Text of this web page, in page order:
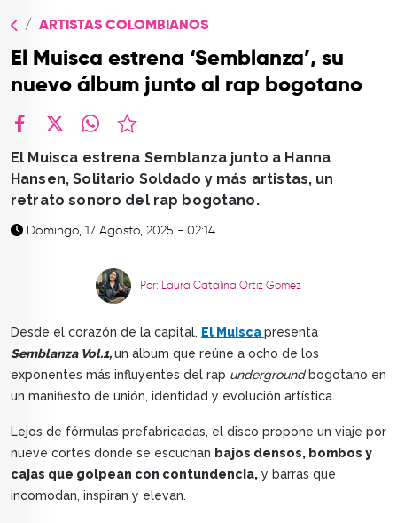
CONTACTO
ARTISTAS COLOMBIANOS
El Muisca estrena ‘Semblanza’, su
nuevo álbum junto al rap bogotano
El Muisca estrena Semblanza junto a Hanna
Hansen, Solitario Soldado y más artistas, un
retrato sonoro del rap bogotano.
Domingo, 17 Agosto, 2025 - 02:14
Por: Laura Catalina Ortiz Gomez
Desde el corazón de la capital, El Muiscapresenta
Semblanza Vol.1,un álbum que reúne a ocho de los
exponentes más influyentes del rap undergroundbogotano en
un manifiesto de unión, identidad y evolución artística.
Lejos de fórmulas prefabricadas, el disco propone un viaje por
nueve cortes donde se escuchan bajos densos, bombos y
cajas que golpean con contundencia, y barras que
incomodan, inspiran y elevan.